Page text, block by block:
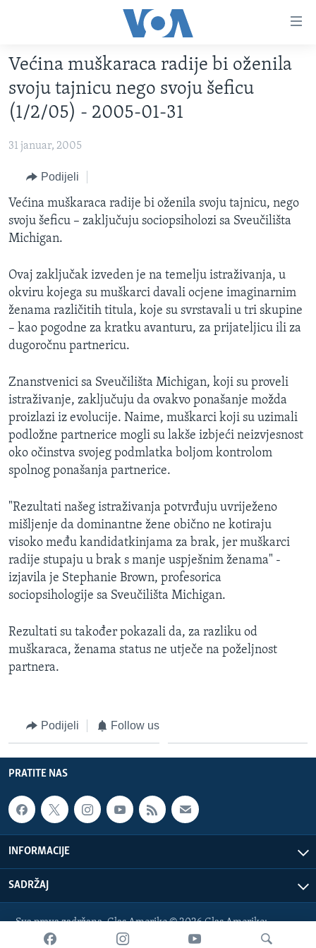
glavni
sadržaj
Pređi
na
glavnu
navigaciju
pretragu
VIDEO
FOTOGRAFIJE DANA
VIJESTI
SJEDINJENE AMERIČKE DRŽAVE
BOSNA I HERCEGOVINA
SVIJET
NAUKA I TEHNOLOGIJA
SPECIJALNI PROJEKTI
KORUPCIJA
ŽENSKA STRANA
IZBJEGLIČKA STRANA
MAGAZIN
O GLASU AMERIKE
Learning English
PRATITE NAS
Većina muškaraca radije bi oženila
svoju tajnicu nego svoju šeficu
(1/2/05) - 2005-01-31
31 januar, 2005
Podijeli
Većina muškaraca radije bi oženila svoju tajnicu, nego
svoju šeficu – zaključuju sociopsiholozi sa Sveučilišta
Michigan.
Ovaj zaključak izveden je na temelju istraživanja, u
okviru kojega su muškarci davali ocjene imaginarnim
ženama različitih titula, koje su svrstavali u tri skupine
– kao pogodne za kratku avanturu, za prijateljicu ili za
dugoročnu partnericu.
Znanstvenici sa Sveučilišta Michigan, koji su proveli
istraživanje, zaključuju da ovakvo ponašanje možda
proizlazi iz evolucije. Naime, muškarci koji su uzimali
podložne partnerice mogli su lakše izbjeći neizvjesnost
oko očinstva svojeg podmlatka boljom kontrolom
spolnog ponašanja partnerice.
"Rezultati našeg istraživanja potvrđuju uvriježeno
mišljenje da dominantne žene obično ne kotiraju
visoko među kandidatkinjama za brak, jer muškarci
radije stupaju u brak s manje uspješnim ženama" -
izjavila je Stephanie Brown, profesorica
sociopsihologije sa Sveučilišta Michigan.
Rezultati su također pokazali da, za razliku od
muškaraca, ženama status ne utječe na poželjnost
partnera.
Podijeli Follow us
PRATITE NAS
INFORMACIJE
SADRŽAJ
Sva prava zadržana. Glas Amerike © 2026 Glas Amerike:
bosnian-service@voanews.com